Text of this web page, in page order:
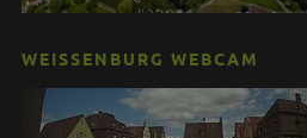
WEISSENBURG WEBCAM